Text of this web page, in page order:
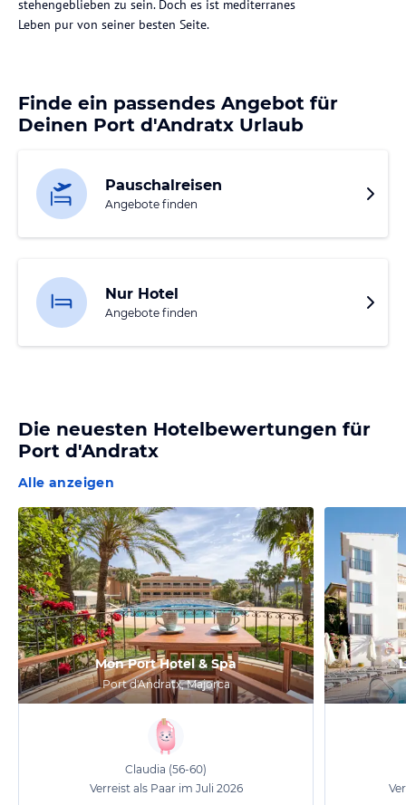
stehengeblieben zu sein. Doch es ist mediterranes
Leben pur von seiner besten Seite.
Finde ein passendes Angebot für
Deinen Port d'Andratx Urlaub
Pauschalreisen
Angebote finden
Nur Hotel
Angebote finden
Die neuesten Hotelbewertungen für
Port d'Andratx
Alle anzeigen
Mon Port Hotel & Spa
Port d'Andratx, Majorca
Claudia (56-60)
Verreist als Paar im Juli 2026